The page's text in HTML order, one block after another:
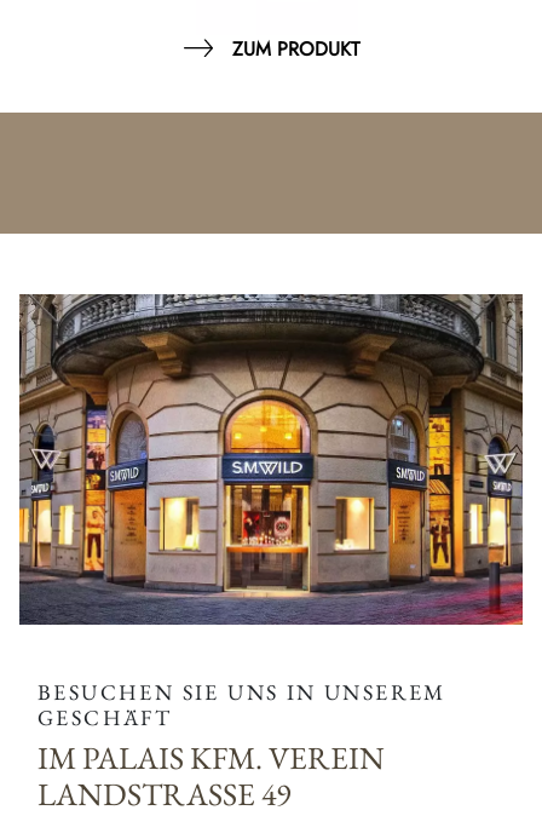
ZUM PRODUKT
BESUCHEN SIE UNS IN UNSEREM
GESCHÄFT
IM PALAIS KFM. VEREIN
LANDSTRASSE 49